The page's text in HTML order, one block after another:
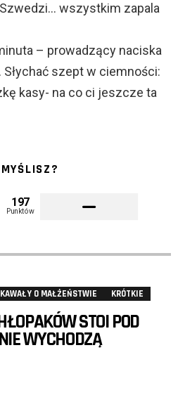
Szwedzi… wszystkim zapala
– prowadzący naciska
szept w ciemności:
kasy- na co ci jeszcze ta
MYŚLISZ?
197
Punktów
KAWAŁY O MAŁŻEŃSTWIE KRÓTKIE
STOI POD
WYCHODZĄ